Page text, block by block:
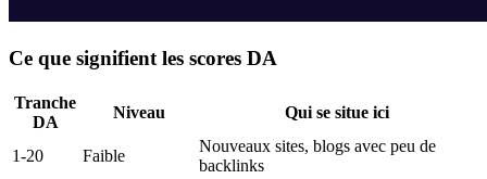
Ce que signifient les scores DA
Tranche
DA
Niveau Qui se situe ici
1-20 Faible
Nouveaux sites, blogs avec peu de
backlinks